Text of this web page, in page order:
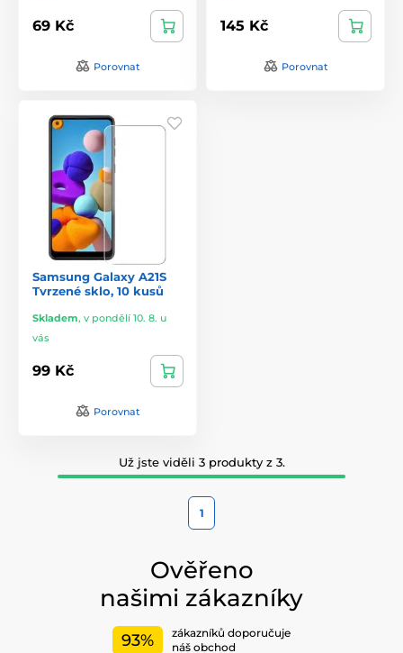
69 Kč
Porovnat
145 Kč
Porovnat
Samsung Galaxy A21S
Tvrzené sklo, 10 kusů
Skladem, v pondělí 10. 8. u
vás
99 Kč
Porovnat
Už jste viděli 3 produkty z 3.
1
Ověřeno
našimi zákazníky
93%
zákazníků doporučuje
náš obchod